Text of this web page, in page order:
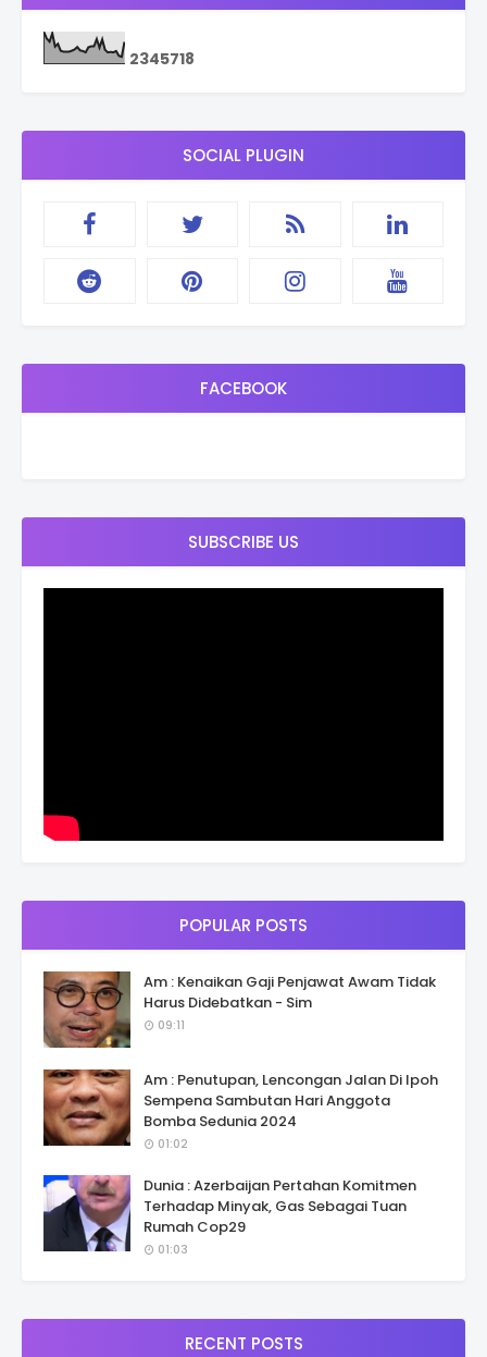
2345718
SOCIAL PLUGIN
FACEBOOK
SUBSCRIBE US
POPULAR POSTS
Am : Kenaikan Gaji Penjawat Awam Tidak
Harus Didebatkan - Sim
09:11
Am : Penutupan, Lencongan Jalan Di Ipoh
Sempena Sambutan Hari Anggota
Bomba Sedunia 2024
01:02
Dunia : Azerbaijan Pertahan Komitmen
Terhadap Minyak, Gas Sebagai Tuan
Rumah Cop29
01:03
RECENT POSTS